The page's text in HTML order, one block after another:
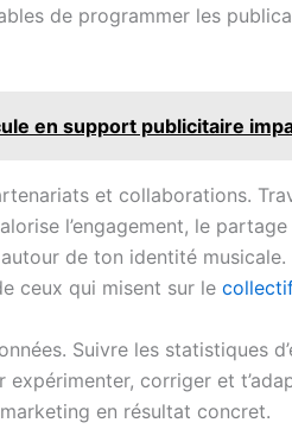
de programmer les
en support publicitaire
et collaborations.
l’engagement, le
de ton identité
ceux qui misent sur le
Suivre les statistiques
corriger et
en résultat concret.